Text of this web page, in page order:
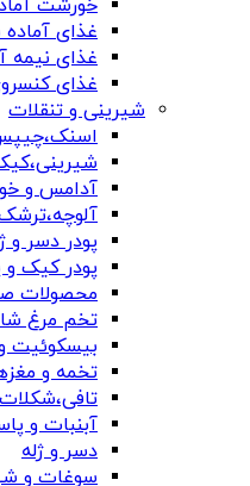
خورشت
غذای
غذای نیمه
غذای
شیرینی و تنقلات
آدامس و
پودر دسر و
پودر کیک
محصولات
تخم مرغ
بیسکوئیت و
تخمه و
تافی،شکلات
آبنبات و
دسر و ژله
سوغات و